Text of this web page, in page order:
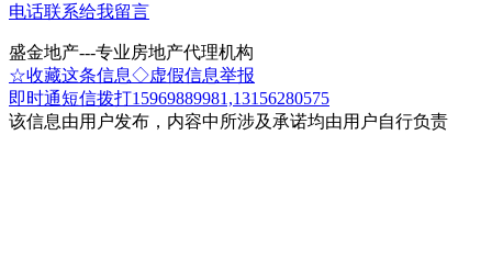
电话联系给我留言
盛金地产---专业房地产代理机构
☆收藏这条信息◇虚假信息举报
即时通短信拨打15969889981,13156280575
该信息由用户发布，内容中所涉及承诺均由用户自行负责